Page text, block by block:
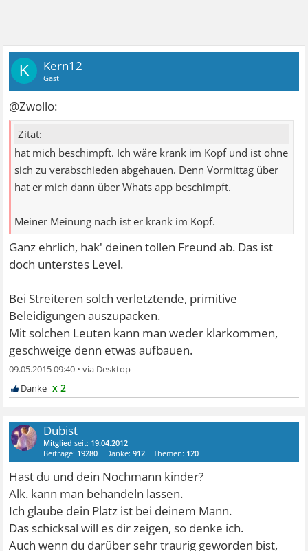
K Kern12
Gast
@Zwollo:
Zitat:
hat mich beschimpft. Ich wäre krank im Kopf und ist ohne
sich zu verabschieden abgehauen. Denn Vormittag über
hat er mich dann über Whats app beschimpft.
Meiner Meinung nach ist er krank im Kopf.
Ganz ehrlich, hak' deinen tollen Freund ab. Das ist
doch unterstes Level.
Bei Streiteren solch verletztende, primitive
Beleidigungen auszupacken.
Mit solchen Leuten kann man weder klarkommen,
geschweige denn etwas aufbauen.
09.05.2015 09:40 •
x 2
Dubist
Mitglied seit: 19.04.2012
Beiträge: 19280 Danke:912 Themen: 120
Hast du und dein Nochmann kinder?
Alk. kann man behandeln lassen.
Ich glaube dein Platz ist bei deinem Mann.
Das schicksal will es dir zeigen, so denke ich.
Auch wenn du darüber sehr traurig geworden bist,